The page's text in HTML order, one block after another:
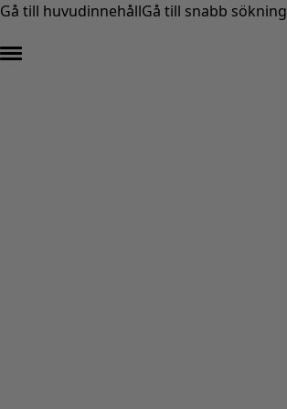
Gå till huvudinnehållGå till snabb sökning